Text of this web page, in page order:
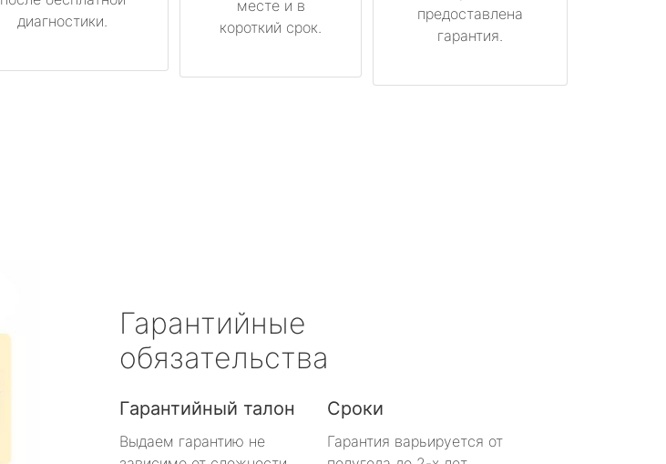
диагностики.
месте и в
короткий срок.
предоставлена
гарантия.
Гарантийные
обязательства
Гарантийный талон
Выдаем гарантию не
Сроки
Гарантия варьируется от